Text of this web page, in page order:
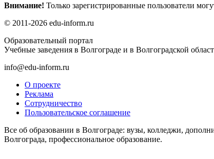
Внимание! Только зарегистрированные пользователи
© 2011-2026 edu-inform.ru
Образовательный портал
Учебные заведения в Волгограде и в Волгоградской
info@edu-inform.ru
О проекте
Реклама
Сотрудничество
Пользовательское соглашение
Все об образовании в Волгограде: вузы, колледжи,
Волгограда, профессиональное образование.